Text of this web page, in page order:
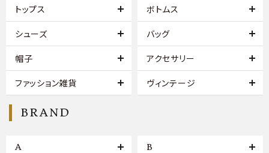
トップス ボトムス
シューズ バッグ
帽子 アクセサリー
ファッション雑貨 ヴィンテージ
BRAND
A B